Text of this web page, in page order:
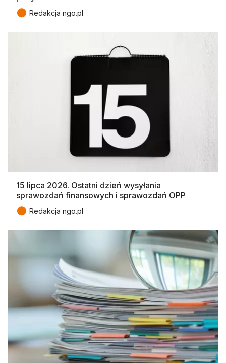
● Redakcja ngo.pl
15 lipca 2026. Ostatni dzień wysyłania
sprawozdań finansowych i sprawozdań OPP
● Redakcja ngo.pl